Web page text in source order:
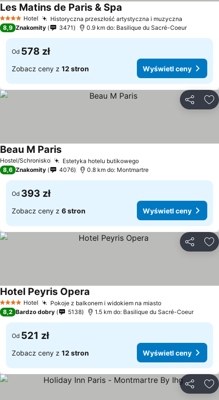
4 KategoriaHotel Historyczna przeszłość artystyczna i muzyczna
Les Matins de Paris & Spa
8,9 Znakomity 3471 0.9 km do: Basilique du Sacré-Coeur
Od 578 zł
Zobacz ceny z 12 stron Wyświetl ceny
Hostel/Schronisko Estetyka hotelu butikowego
Beau M Paris
8,6 Znakomity 4076 0.8 km do: Montmartre
Od 393 zł
Zobacz ceny z 6 stron Wyświetl ceny
4 KategoriaHotel Pokoje z balkonem i widokiem na miasto
Hotel Peyris Opera
8,2 Bardzo dobry 5138 1.5 km do: Basilique du Sacré-Coeur
Od 521 zł
Zobacz ceny z 12 stron Wyświetl ceny